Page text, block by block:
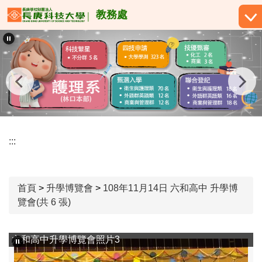
跳
到
主
要
內
容
區
教務處
:::
首頁 > 升學博覽會 > 108年11月14日 六和高中 升學博
覽會(共 6 張)
六和高中升學博覽會照片3